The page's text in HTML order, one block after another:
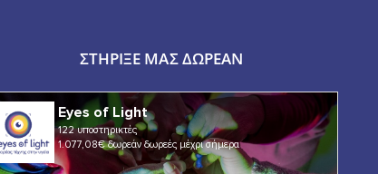
ΣΤΉΡΙΞΕ ΜΑΣ ΔΩΡΕΆΝ